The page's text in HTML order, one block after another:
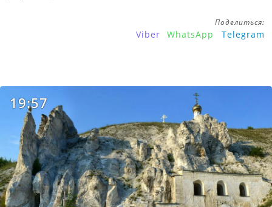
Поделиться:
Viber WhatsApp Telegram
19:57